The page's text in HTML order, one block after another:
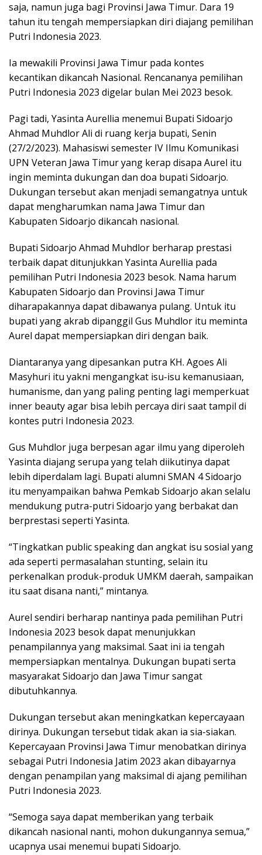
saja, namun juga bagi Provinsi Jawa Timur. Dara 19
tahun itu tengah mempersiapkan diri diajang pemilihan
Putri Indonesia 2023.
Ia mewakili Provinsi Jawa Timur pada kontes
kecantikan dikancah Nasional. Rencananya pemilihan
Putri Indonesia 2023 digelar bulan Mei 2023 besok.
Pagi tadi, Yasinta Aurellia menemui Bupati Sidoarjo
Ahmad Muhdlor Ali di ruang kerja bupati, Senin
(27/2/2023). Mahasiswi semester IV Ilmu Komunikasi
UPN Veteran Jawa Timur yang kerap disapa Aurel itu
ingin meminta dukungan dan doa bupati Sidoarjo.
Dukungan tersebut akan menjadi semangatnya untuk
dapat mengharumkan nama Jawa Timur dan
Kabupaten Sidoarjo dikancah nasional.
Bupati Sidoarjo Ahmad Muhdlor berharap prestasi
terbaik dapat ditunjukkan Yasinta Aurellia pada
pemilihan Putri Indonesia 2023 besok. Nama harum
Kabupaten Sidoarjo dan Provinsi Jawa Timur
diharapakannya dapat dibawanya pulang. Untuk itu
bupati yang akrab dipanggil Gus Muhdlor itu meminta
Aurel dapat mempersiapkan diri dengan baik.
Diantaranya yang dipesankan putra KH. Agoes Ali
Masyhuri itu yakni mengangkat isu-isu kemanusiaan,
humanisme, dan yang paling penting lagi memperkuat
inner beauty agar bisa lebih percaya diri saat tampil di
kontes putri Indonesia 2023.
Gus Muhdlor juga berpesan agar ilmu yang diperoleh
Yasinta diajang serupa yang telah diikutinya dapat
lebih diperdalam lagi. Bupati alumni SMAN 4 Sidoarjo
itu menyampaikan bahwa Pemkab Sidoarjo akan selalu
mendukung putra-putri Sidoarjo yang berbakat dan
berprestasi seperti Yasinta.
“Tingkatkan public speaking dan angkat isu sosial yang
ada seperti permasalahan stunting, selain itu
perkenalkan produk-produk UMKM daerah, sampaikan
itu saat disana nanti,” mintanya.
Aurel sendiri berharap nantinya pada pemilihan Putri
Indonesia 2023 besok dapat menunjukkan
penampilannya yang maksimal. Saat ini ia tengah
mempersiapkan mentalnya. Dukungan bupati serta
masyarakat Sidoarjo dan Jawa Timur sangat
dibutuhkannya.
Dukungan tersebut akan meningkatkan kepercayaan
dirinya. Dukungan tersebut tidak akan ia sia-siakan.
Kepercayaan Provinsi Jawa Timur menobatkan dirinya
sebagai Putri Indonesia Jatim 2023 akan dibayarnya
dengan penampilan yang maksimal di ajang pemilihan
Putri Indonesia 2023.
“Semoga saya dapat memberikan yang terbaik
dikancah nasional nanti, mohon dukungannya semua,”
ucapnya usai menemui bupati Sidoarjo.